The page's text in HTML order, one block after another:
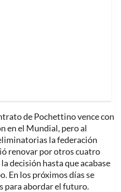
de Pochettino vence con
en el Mundial, pero al
la federación
renovar por otros cuatro
decisión hasta que acabase
En los próximos días se
para abordar el futuro.